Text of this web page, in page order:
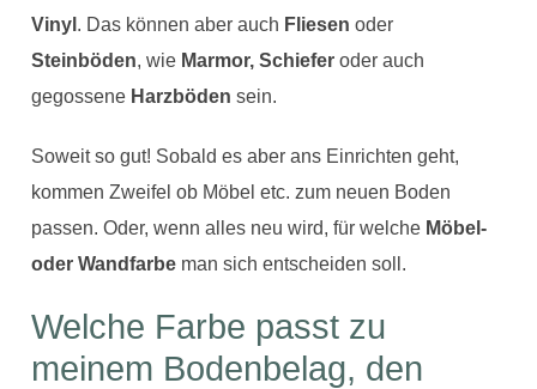
Vinyl . Das können aber auch Fliesen oder
Steinböden, wie Marmor, Schieferoder auch
gegossene Harzböden sein.
Soweit so gut! Sobald es aber ans Einrichten geht,
kommen Zweifel ob Möbel etc. zum neuen Boden
passen. Oder, wenn alles neu wird, für welche Möbel-
oder Wandfarbe man sich entscheiden soll.
Welche Farbe passt zu
meinem Bodenbelag, den